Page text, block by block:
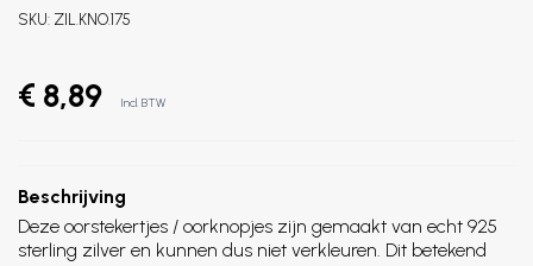
SKU: ZIL.KNO.175
€ 8,89 Incl. BTW
Beschrijving
Deze oorstekertjes / oorknopjes zijn gemaakt van echt 925
sterling zilver en kunnen dus niet verkleuren. Dit betekend